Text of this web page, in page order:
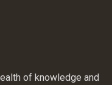
of knowledge and